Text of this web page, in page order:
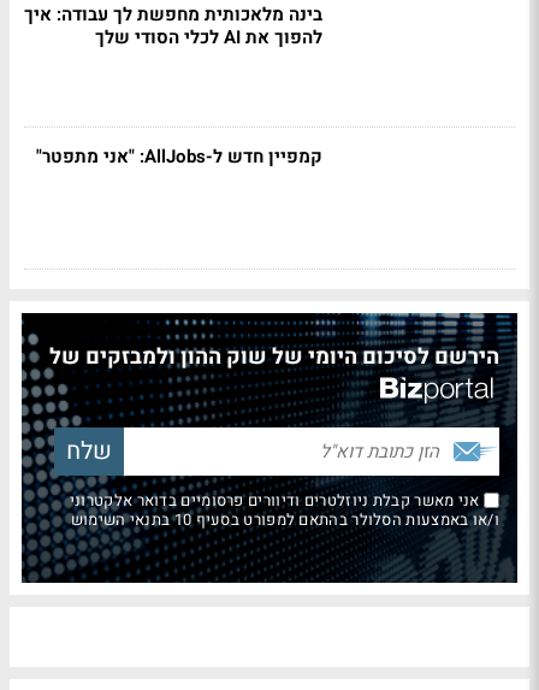
בינה מלאכותית מחפשת לך עבודה: איך
להפוך את AI לכלי הסודי שלך
קמפיין חדש ל-AllJobs: "אני מתפטר"
הירשם לסיכום היומי של שוק ההון ולמבזקים של
אני מאשר קבלת ניוזלטרים ודיוורים פרסומיים בדואר אלקטרוני
ו/או באמצעות הסלולר בהתאם למפורט בסעיף 10 בתנאי השימוש